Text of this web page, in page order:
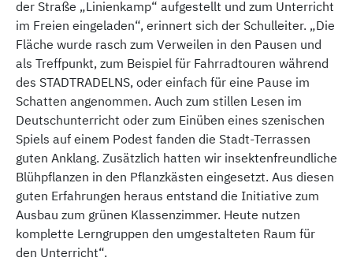
der Straße „Linienkamp“ aufgestellt und zum Unterricht
im Freien eingeladen“, erinnert sich der Schulleiter. „Die
Fläche wurde rasch zum Verweilen in den Pausen und
als Treffpunkt, zum Beispiel für Fahrradtouren während
des STADTRADELNS, oder einfach für eine Pause im
Schatten angenommen. Auch zum stillen Lesen im
Deutschunterricht oder zum Einüben eines szenischen
Spiels auf einem Podest fanden die Stadt-Terrassen
guten Anklang. Zusätzlich hatten wir insektenfreundliche
Blühpflanzen in den Pflanzkästen eingesetzt. Aus diesen
guten Erfahrungen heraus entstand die Initiative zum
Ausbau zum grünen Klassenzimmer. Heute nutzen
komplette Lerngruppen den umgestalteten Raum für
den Unterricht“.